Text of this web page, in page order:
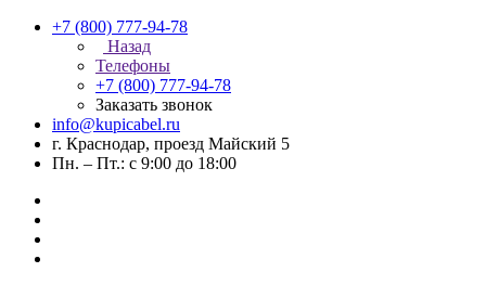
+7 (800) 777-94-78
Назад
Телефоны
+7 (800) 777-94-78
Заказать звонок
info@kupicabel.ru
г. Краснодар, проезд Майский 5
Пн. – Пт.: с 9:00 до 18:00